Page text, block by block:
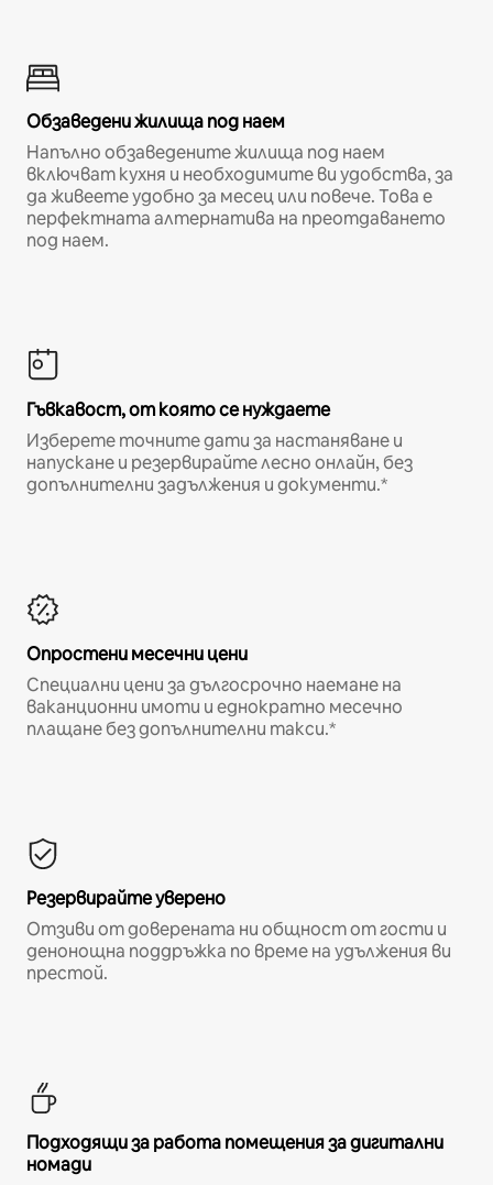
Обзаведени жилища под наем
Напълно обзаведените жилища под наем
включват кухня и необходимите ви удобства, за
да живеете удобно за месец или повече. Това е
перфектната алтернатива на преотдаването
под наем.
Гъвкавост, от която се нуждаете
Изберете точните дати за настаняване и
напускане и резервирайте лесно онлайн, без
допълнителни задължения и документи.*
Опростени месечни цени
Специални цени за дългосрочно наемане на
ваканционни имоти и еднократно месечно
плащане без допълнителни такси.*
Резервирайте уверено
Отзиви от доверената ни общност от гости и
денонощна поддръжка по време на удължения ви
престой.
Подходящи за работа помещения за дигитални
номади